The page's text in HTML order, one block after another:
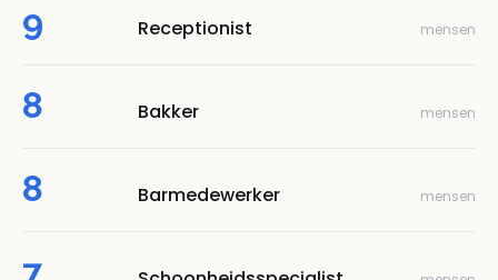
9 Receptionist mensen
8 Bakker mensen
8 Barmedewerker mensen